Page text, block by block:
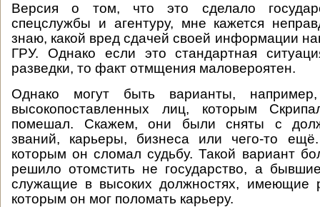
Версия о том, что это сделало
спецслужбы и агентуру, мне кажется
знаю, какой вред сдачей своей информации
ГРУ. Однако если это стандартная
разведки, то факт отмщения маловероятен.
Однако могут быть варианты, например,
высокопоставленных лиц, которым
помешал. Скажем, они были сняты с
званий, карьеры, бизнеса или чего-то
которым он сломал судьбу. Такой вариант
решило отомстить не государство, а
служащие в высоких должностях, имеющие
которым он мог поломать карьеру.